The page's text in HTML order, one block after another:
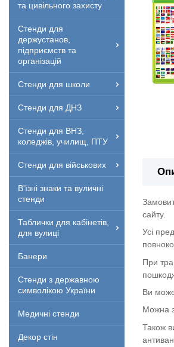
та цивільного захисту
Стенди для
держустанов,
підприємств та
організацій
Стенди для школи
Стенди для ДНЗ
Стенди для ВНЗ,
коледжів, училищ, ПТУ
Стенди для військових
В'їзні знаки та вуличні
стенди
Таблички для кабінетів,
для вулиці
Банери
Стенди з державною
символікою України
Медичні стенди
Декор стін
сайту.
Усі
При
Ви
Можна
Також